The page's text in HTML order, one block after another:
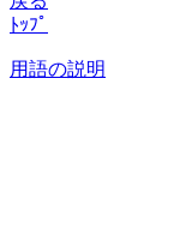
ﾄｯﾌﾟ
用語の説明